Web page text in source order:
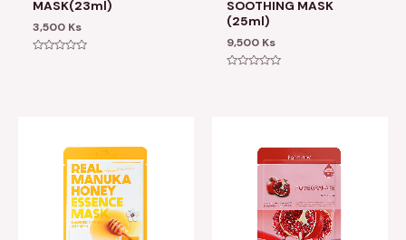
MASK(23ml)
3,500 Ks
SOOTHING MASK
(25ml)
9,500 Ks